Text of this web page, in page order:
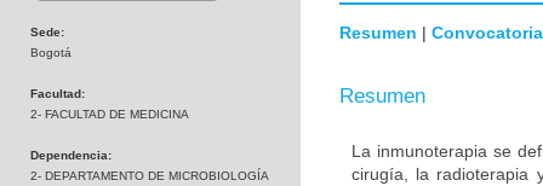
Sede:
Bogotá
Facultad:
2- FACULTAD DE MEDICINA
Dependencia:
2- DEPARTAMENTO DE MICROBIOLOGÍA
Resumen | Convocatoria
Resumen
La inmunoterapia se
cirugía, la radioterapia